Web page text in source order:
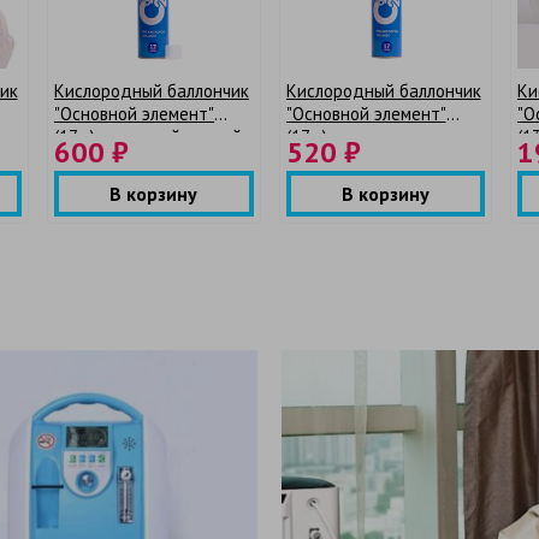
Кислородный баллончик
"Основной элемент"
(17л.) с жесткой маской
600 ₽
В корзину
Кислородный баллончик
"Основной элемент"
(17л.)
520 ₽
В корзину